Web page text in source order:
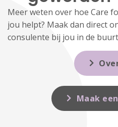
Meer weten over hoe Care
jou helpt? Maak dan direct
consulente bij jou in de
Maak